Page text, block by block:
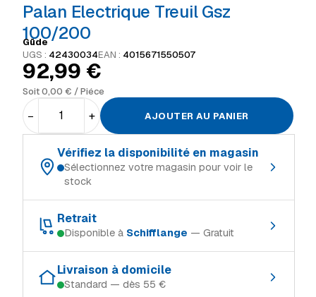
Palan Electrique Treuil Gsz
100/200
Güde
UGS : 42430034EAN : 4015671550507
92,99 €
Soit0,00 € / Piéce
− + AJOUTER AU PANIER
Vérifiez la disponibilité en magasin
Sélectionnez votre magasin pour voir le
stock
Schifflange En stock
Ingeldorf
Alzingen
Retrait
Disponible à Schifflange — Gratuit
Schifflange En stock
Livraison à domicile
Standard — dès 55 €